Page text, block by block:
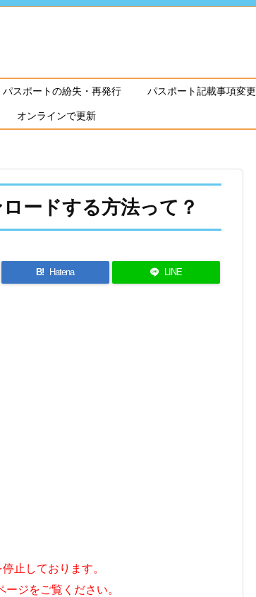
パスポートの紛失・再発行 パスポート記載事項変更
オンラインで更新
ードする方法って？
B! Hatena LINE
止しております。
ジをご覧ください。